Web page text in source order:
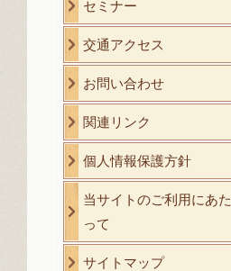
セミナー
交通アクセス
お問い合わせ
関連リンク
個人情報保護方針
当サイトのご利用にあた
って
サイトマップ